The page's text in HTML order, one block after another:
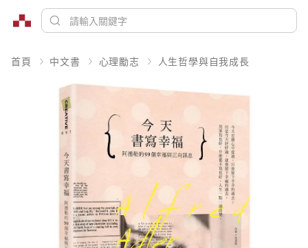
首頁 中文書 心理勵志 人生哲學與自我成長